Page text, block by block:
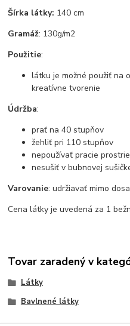
Šírka látky: 140 cm
Gramáž: 130g/m2
Použitie:
látku je možné použiť na
kreatívne tvorenie
Údržba:
prať na 40 stupňov
žehliť pri 110 stupňov
nepoužívať pracie
nesušiť v bubnovej
Varovanie: udržiavať mimo
Cena látky je uvedená za 1
Tovar zaradený v
Látky
Bavlnené látky